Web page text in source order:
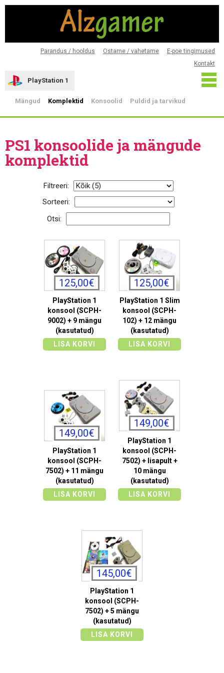
Parandus / hooldus Ostame / vahetame
E-poe tingimused
Kontakt
PlayStation 1
Mängud Komplektid Konsoolid Puldid ja tarvikud
PS1 konsoolide ja mängude
komplektid
Filtreeri:
Sorteeri:
Otsi:
125,00€
PlayStation 1
konsool (SCPH-
9002) + 9 mängu
(kasutatud)
LISA KORVI
125,00€
PlayStation 1 Slim
konsool (SCPH-
102) + 12 mängu
(kasutatud)
LISA KORVI
149,00€
PlayStation 1
konsool (SCPH-
7502) + 11 mängu
(kasutatud)
LISA KORVI
149,00€
PlayStation 1
konsool (SCPH-
7502) + lisapult +
10 mängu
(kasutatud)
LISA KORVI
145,00€
PlayStation 1
konsool (SCPH-
7502) + 5 mängu
(kasutatud)
LISA KORVI